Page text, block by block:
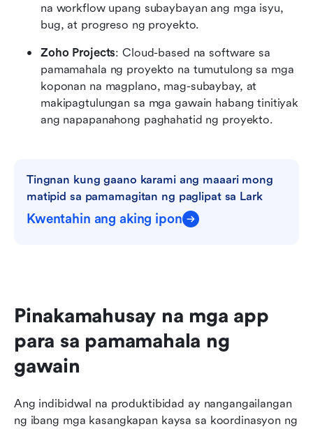
na workflow upang subaybayan ang mga isyu,
bug, at progreso ng proyekto.
Zoho Projects: Cloud-based na software sa
pamamahala ng proyekto na tumutulong sa mga
koponan na magplano, mag-subaybay, at
makipagtulungan sa mga gawain habang tinitiyak
ang napapanahong paghahatid ng proyekto.
Tingnan kung gaano karami ang maaari mong
matipid sa pamamagitan ng paglipat sa Lark
Kwentahin ang aking ipon
Pinakamahusay na mga app
para sa pamamahala ng
gawain
Ang indibidwal na produktibidad ay nangangailangan
ng ibang mga kasangkapan kaysa sa koordinasyon ng